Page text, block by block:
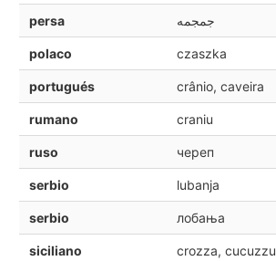
persa جمجمه
polaco czaszka
portugués crânio, caveira
rumano craniu
ruso череп
serbio lubanja
serbio лобања
siciliano crozza,